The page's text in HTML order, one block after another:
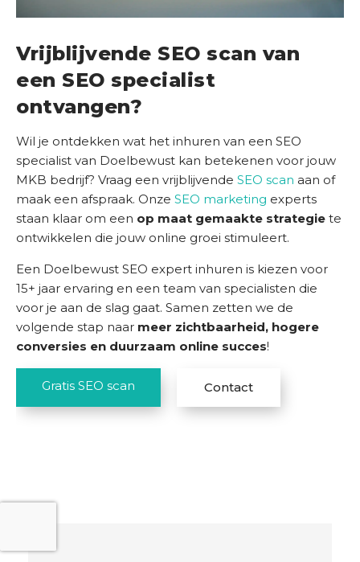
Vrijblijvende SEO scan van
een SEO specialist
ontvangen?
Wil je ontdekken wat het inhuren van een SEO
specialist van Doelbewust kan betekenen voor jouw
MKB bedrijf? Vraag een vrijblijvende SEO scan aan of
maak een afspraak. Onze SEO marketing experts
staan klaar om een op maat gemaakte strategie te
ontwikkelen die jouw online groei stimuleert.
Een Doelbewust SEO expert inhuren is kiezen voor
15+ jaar ervaring en een team van specialisten die
voor je aan de slag gaat. Samen zetten we de
volgende stap naar meer zichtbaarheid, hogere
conversies en duurzaam online succes!
Gratis SEO scan Contact